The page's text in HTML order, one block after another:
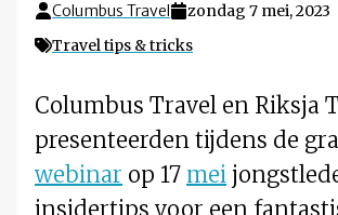
Columbus Travel
zondag 7 mei, 2023
Travel tips & tricks
Columbus Travel en Riksja
presenteerden tijdens de
webinar op 17 mei
insidertips voor een